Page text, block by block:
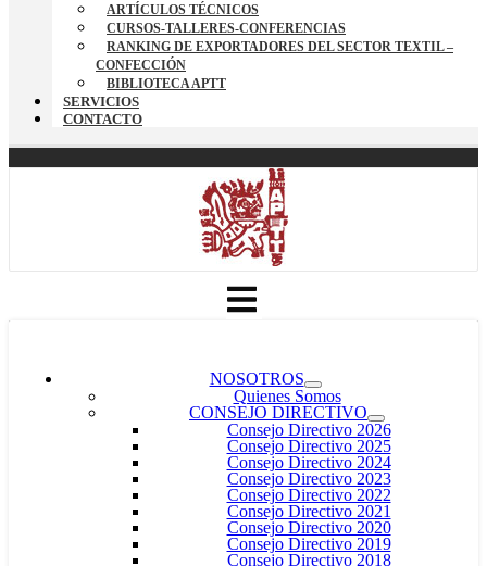
ARTÍCULOS TÉCNICOS
CURSOS-TALLERES-CONFERENCIAS
RANKING DE EXPORTADORES DEL SECTOR TEXTIL –
CONFECCIÓN
BIBLIOTECA APTT
SERVICIOS
CONTACTO
NOSOTROS
Quienes Somos
CONSEJO DIRECTIVO
Consejo Directivo 2026
Consejo Directivo 2025
Consejo Directivo 2024
Consejo Directivo 2023
Consejo Directivo 2022
Consejo Directivo 2021
Consejo Directivo 2020
Consejo Directivo 2019
Consejo Directivo 2018